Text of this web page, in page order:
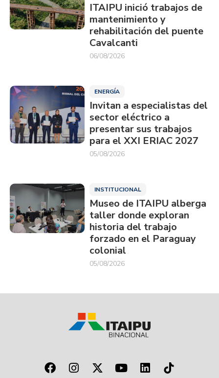
ITAIPU inició trabajos de
mantenimiento y
rehabilitación del puente
Cavalcanti
06/08/2026
ENERGÍA
Invitan a especialistas del
sector eléctrico a
presentar sus trabajos
para el XXI ERIAC 2027
05/08/2026
INSTITUCIONAL
Museo de ITAIPU alberga
taller donde exploran
historia del trabajo
forzado en el Paraguay
colonial
05/08/2026